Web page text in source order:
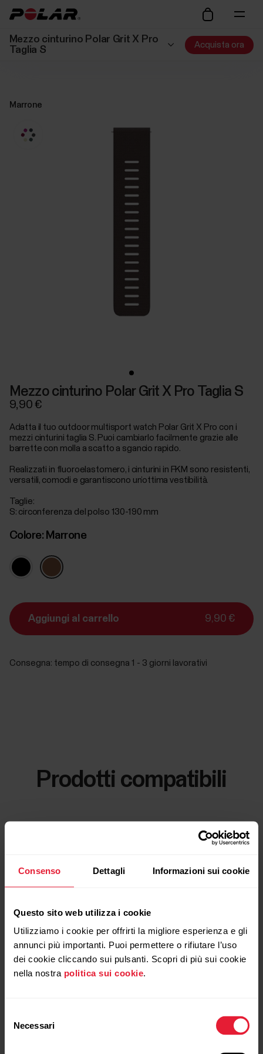
Consenso Dettagli Informazioni sui cookie
Questo sito web utilizza i cookie
Utilizziamo i cookie per offrirti la migliore esperienza e gli
annunci più importanti. Puoi permettere o rifiutare l’uso
dei cookie cliccando sui pulsanti. Scopri di più sui cookie
nella nostra politica sui cookie.
delNecessari
Mezzo cinturino Polar Grit X Pro
Taglia S
Acquista ora
Marrone
Mezzo cinturino Polar Grit X Pro Taglia S
9,90 €
Adatta il tuo outdoor multisport watch Polar Grit X Pro con i
mezzi cinturini taglia S. Puoi cambiarlo facilmente grazie alle
barrette con molla a scatto a sgancio rapido.
Realizzati in fluoroelastomero, i cinturini in FKM sono resistenti,
versatili, comodi e garantiscono un’ottima vestibilità.
Taglie:
S: circonferenza del polso 130-190 mm
Colore: Marrone
Aggiungi al carrello 9,90 €
Consegna: tempo di consegna 1 - 3 giorni lavorativi
Prodotti compatibili